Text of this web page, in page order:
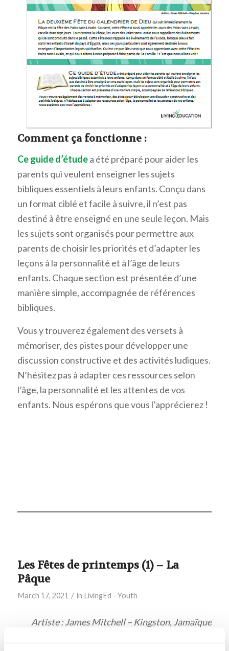
Comment ça fonctionne :
Ce guide d’étudea été préparé pour aider les
parents qui veulent enseigner les sujets
bibliques essentiels à leurs enfants. Conçu dans
un format ciblé et facile à suivre, il n’est pas
destiné à être enseigné en une seule leçon. Mais
les sujets sont organisés pour permettre aux
parents de choisir les priorités et d’adapter les
leçons à la personnalité et à l’âge de leurs
enfants. Chaque section est présentée d’une
manière simple, accompagnée de références
bibliques.
Vous y trouverez également des versets à
mémoriser, des pistes pour développer une
discussion constructive et des activités ludiques.
N’hésitez pas à adapter ces ressources selon
l’âge, la personnalité et les attentes de vos
enfants. Nous espérons que vous l’apprécierez !
Les Fêtes de printemps (1) – La
Pâque
March 17, 2021 / in LivingEd - Youth
Artiste : James Mitchell – Kingston, Jamaïque